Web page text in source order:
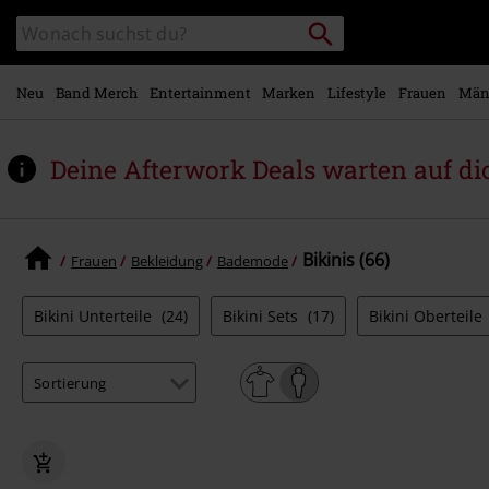
Hauptinhalt
springen
Katalog
durchsuchen
Packstation
suchen
Neu Band Merch Entertainment Marken Lifestyle Frauen
Deine Afterwork Deals warten auf
Frauen Bekleidung Bademode Bikinis (66)
Bikini Unterteile (24) Bikini Sets (17) Bikini Oberteile